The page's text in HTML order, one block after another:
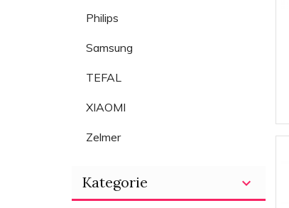
Philips
Samsung
TEFAL
XIAOMI
Zelmer
Kategorie